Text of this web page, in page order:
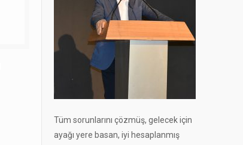
Tüm sorunlarını çözmüş, gelecek için
ayağı yere basan, iyi hesaplanmış